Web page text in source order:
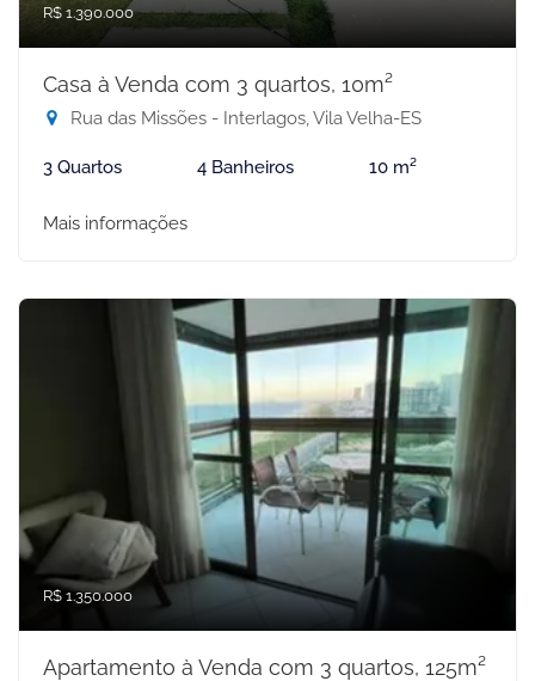
R$ 1.390.000
Casa à Venda com 3 quartos, 10m²
Rua das Missões - Interlagos, Vila Velha-ES
3 Quartos 4 Banheiros 10 m²
Mais informações
R$ 1.350.000
Apartamento à Venda com 3 quartos, 125m²